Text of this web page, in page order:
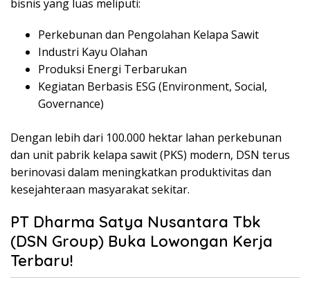
bisnis yang luas meliputi:
Perkebunan dan Pengolahan Kelapa Sawit
Industri Kayu Olahan
Produksi Energi Terbarukan
Kegiatan Berbasis ESG (Environment, Social,
Governance)
Dengan lebih dari 100.000 hektar lahan perkebunan
dan unit pabrik kelapa sawit (PKS) modern, DSN terus
berinovasi dalam meningkatkan produktivitas dan
kesejahteraan masyarakat sekitar.
PT Dharma Satya Nusantara Tbk
(DSN Group) Buka Lowongan Kerja
Terbaru!